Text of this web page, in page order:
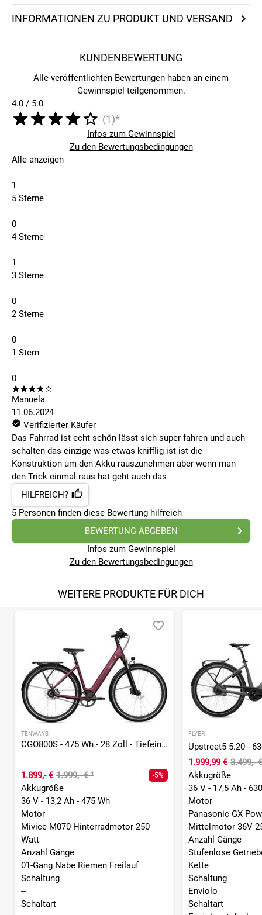
INFORMATIONEN ZU PRODUKT UND VERSAND
KUNDENBEWERTUNG
Alle veröffentlichten Bewertungen haben an einem
Gewinnspiel teilgenommen.
4.0 / 5.0
(1)*
Infos zum Gewinnspiel
Zu den Bewertungsbedingungen
Alle anzeigen
1
5 Sterne
0
4 Sterne
1
3 Sterne
0
2 Sterne
0
1 Stern
0
Manuela
11.06.2024
Verifizierter Käufer
Das Fahrrad ist echt schön lässt sich super fahren und auch
schalten das einzige was etwas knifflig ist ist die
Konstruktion um den Akku rauszunehmen aber wenn man
den Trick einmal raus hat geht auch das
HILFREICH?
5 Personen finden diese Bewertung hilfreich
BEWERTUNG ABGEBEN
Infos zum Gewinnspiel
Zu den Bewertungsbedingungen
WEITERE PRODUKTE FÜR DICH
TENWAYS
CGO800S - 475 Wh - 28 Zoll - Tiefeinsteiger - 2026
1.899,- € 1.999,- €¹ -5%
Akkugröße
36 V - 13,2 Ah - 475 Wh
Motor
Mivice M070 Hinterradmotor 250
Watt
Anzahl Gänge
01-Gang Nabe Riemen Freilauf
Schaltung
--
Schaltart
FLYER
1.999,99 € 3.499,-
Akkugröße
36 V - 17,5 Ah -
Motor
Panasonic GX
Mittelmotor 36V
Anzahl Gänge
Stufenlose
Kette
Schaltung
Enviolo
Schaltart